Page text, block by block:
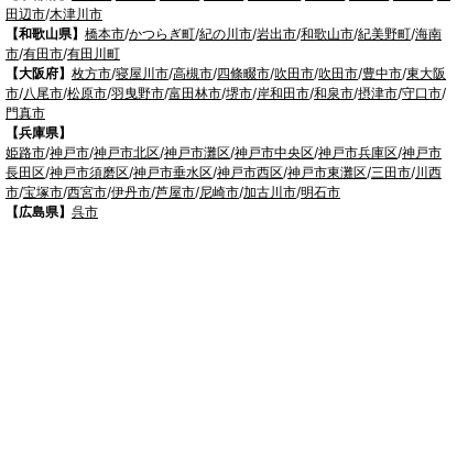
田辺市/木津川市
【和歌山県】 橋本市/かつらぎ町/紀の川市/岩出市/和歌山市/紀美野町/海南
市/有田市/有田川町
【大阪府】 枚方市/寝屋川市/高槻市/四條畷市/吹田市/吹田市/豊中市/東大阪
市/八尾市/松原市/羽曳野市/富田林市/堺市/岸和田市/和泉市/摂津市/守口市/
門真市
【兵庫県】
姫路市/神戸市/神戸市北区/神戸市灘区/神戸市中央区/神戸市兵庫区/神戸市
長田区/神戸市須磨区/神戸市垂水区/神戸市西区/神戸市東灘区/三田市/川西
市/宝塚市/西宮市/伊丹市/芦屋市/尼崎市/加古川市/明石市
【広島県】 呉市